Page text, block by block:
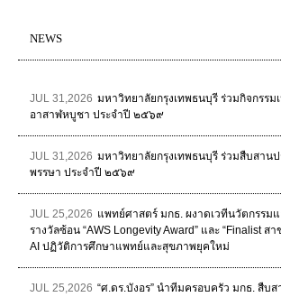
NEWS
JUL 31,2026 มหาวิทยาลัยกรุงเทพธนบุรี ร่วมกิจกรรม
อาสาฬหบูชา ประจำปี ๒๕๖๙
JUL 31,2026 มหาวิทยาลัยกรุงเทพธนบุรี ร่วมสืบสาน
พรรษา ประจำปี ๒๕๖๙
JUL 25,2026 แพทย์ศาสตร์ มกธ. ผงาดเวทีนวัตกรรมแ
รางวัลซ้อน “AWS Longevity Award” และ “Finalist สา
AI ปฏิวัติการศึกษาแพทย์และสุขภาพยุคใหม่
JUL 25,2026 “ศ.ดร.บังอร” นำทีมครอบครัว มกธ. สืบ